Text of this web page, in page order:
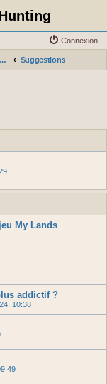
Connexion
le jeu: suggestions et remarques Suggestions
My Lands
addictif ?
10:38